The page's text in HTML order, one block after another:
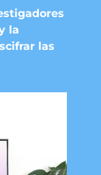
la
las